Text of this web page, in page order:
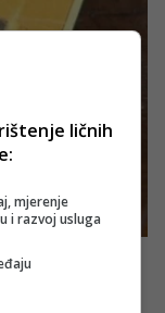
ličnih
mjerenje
i razvoj usluga